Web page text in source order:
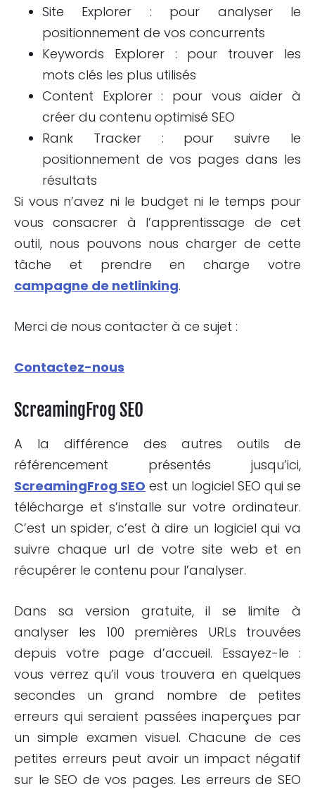
Site Explorer : pour analyser le
positionnement de vos concurrents
Keywords Explorer : pour trouver les
mots clés les plus utilisés
Content Explorer : pour vous aider à
créer du contenu optimisé SEO
Rank Tracker : pour suivre le
positionnement de vos pages dans les
résultats
Si vous n’avez ni le budget ni le temps pour
vous consacrer à l’apprentissage de cet
outil, nous pouvons nous charger de cette
tâche et prendre en charge votre
campagne de netlinking.
Merci de nous contacter à ce sujet :
Contactez-nous
ScreamingFrogSEO
A la différence des autres outils de
référencement présentés jusqu’ici,
ScreamingFrog SEO est un logiciel SEO qui se
télécharge et s’installe sur votre ordinateur.
C’est un spider, c’est à dire un logiciel qui va
suivre chaque url de votre site web et en
récupérer le contenu pour l’analyser.
Dans sa version gratuite, il se limite à
analyser les 100 premières URLs trouvées
depuis votre page d’accueil. Essayez-le :
vous verrez qu’il vous trouvera en quelques
secondes un grand nombre de petites
erreurs qui seraient passées inaperçues par
un simple examen visuel. Chacune de ces
petites erreurs peut avoir un impact négatif
sur le SEO de vos pages. Les erreurs de SEO